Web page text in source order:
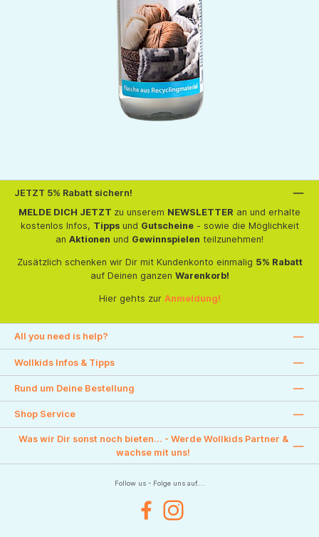
JETZT 5% Rabatt sichern!
MELDE DICH JETZT zu unserem NEWSLETTER an und erhalte
kostenlos Infos, Tippsund Gutscheine- sowie die Möglichkeit
an Aktionen und Gewinnspielen teilzunehmen!
Zusätzlich schenken wir Dir mit Kundenkonto einmalig 5% Rabatt
auf Deinen ganzen Warenkorb!
Hier gehts zur Anmeldung!
All you need is help?
Wollkids Infos & Tipps
Rund um Deine Bestellung
Shop Service
Was wir Dir sonst noch bieten... - Werde Wollkids Partner &
wachse mit uns!
Follow us - Folge uns auf....
FacebookInstagram